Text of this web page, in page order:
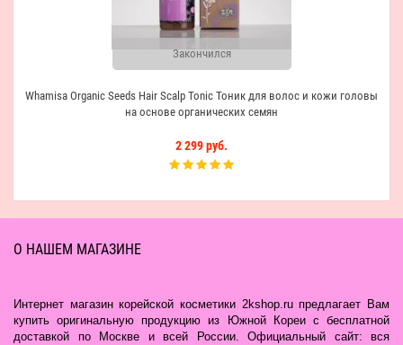
Закончился
Whamisa Organic Seeds Hair Scalp Tonic Тоник для волос и кожи головы
на основе органических семян
2 299 руб.
О НАШЕМ МАГАЗИНЕ
Интернет магазин корейской косметики 2kshop.ru предлагает Вам
купить оригинальную продукцию из Южной Кореи с бесплатной
доставкой по Москве и всей России. Официальный сайт: вся